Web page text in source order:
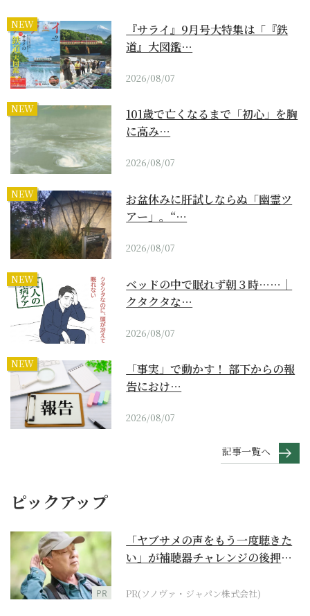
NEW
『サライ』9月号大特集は「『鉄
道』大図鑑…
2026/08/07
NEW
101歳で亡くなるまで「初心」を胸
に高み…
2026/08/07
NEW
お盆休みに肝試しならぬ「幽霊ツ
アー」。“…
2026/08/07
NEW
ベッドの中で眠れず朝３時……｜
クタクタな…
2026/08/07
NEW
「事実」で動かす！ 部下からの報
告におけ…
2026/08/07
記事一覧へ
ピックアップ
PR
「ヤブサメの声をもう一度聴きた
い」が補聴器チャレンジの後押し
PR(ソノヴァ・ジャパン株式会社)